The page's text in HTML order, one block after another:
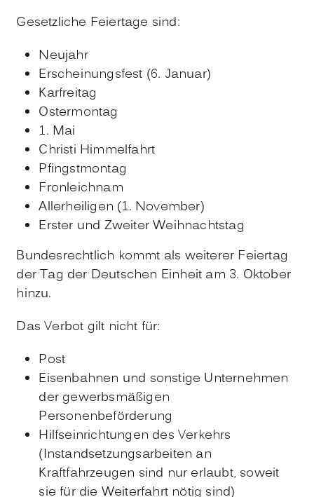
Gesetzliche Feiertage sind:
Neujahr
Erscheinungsfest (6. Januar)
Karfreitag
Ostermontag
1. Mai
Christi Himmelfahrt
Pfingstmontag
Fronleichnam
Allerheiligen (1. November)
Erster und Zweiter Weihnachtstag
Bundesrechtlich kommt als weiterer Feiertag
der Tag der Deutschen Einheit am 3. Oktober
hinzu.
Das Verbot gilt nicht für:
Post
Eisenbahnen und sonstige Unternehmen
der gewerbsmäßigen
Personenbeförderung
Hilfseinrichtungen des Verkehrs
(Instandsetzungsarbeiten an
Kraftfahrzeugen sind nur erlaubt, soweit
sie für die Weiterfahrt nötig sind)